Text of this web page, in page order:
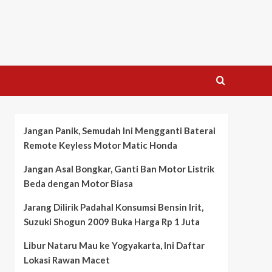
Jangan Panik, Semudah Ini Mengganti Baterai
Remote Keyless Motor Matic Honda
Jangan Asal Bongkar, Ganti Ban Motor Listrik
Beda dengan Motor Biasa
Jarang Dilirik Padahal Konsumsi Bensin Irit,
Suzuki Shogun 2009 Buka Harga Rp 1 Juta
Libur Nataru Mau ke Yogyakarta, Ini Daftar
Lokasi Rawan Macet